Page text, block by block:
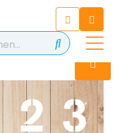
7 mit unserem
403